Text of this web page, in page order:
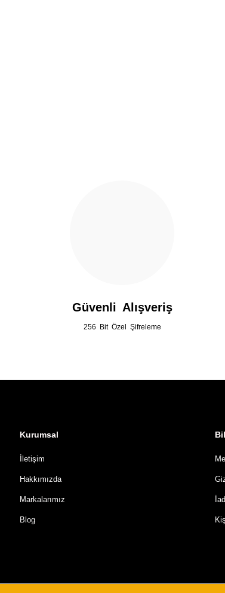
Güvenli Alışveriş
256 Bit Özel Şifreleme
Kurumsal
İletişim
Hakkımızda
Markalarımız
Blog